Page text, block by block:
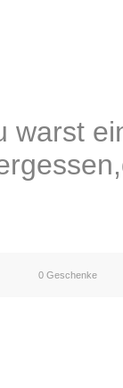
warst
0 Geschenke